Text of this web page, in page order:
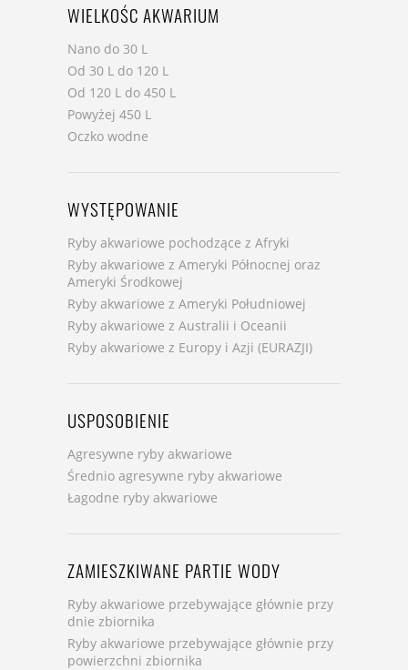
WIELKOŚC AKWARIUM
Nano do 30 L
Od 30 L do 120 L
Od 120 L do 450 L
Powyżej 450 L
Oczko wodne
WYSTĘPOWANIE
Ryby akwariowe pochodzące z Afryki
Ryby akwariowe z Ameryki Północnej oraz
Ameryki Środkowej
Ryby akwariowe z Ameryki Południowej
Ryby akwariowe z Australii i Oceanii
Ryby akwariowe z Europy i Azji (EURAZJI)
USPOSOBIENIE
Agresywne ryby akwariowe
Średnio agresywne ryby akwariowe
Łagodne ryby akwariowe
ZAMIESZKIWANE PARTIE WODY
Ryby akwariowe przebywające głównie przy
dnie zbiornika
Ryby akwariowe przebywające głównie przy
powierzchni zbiornika